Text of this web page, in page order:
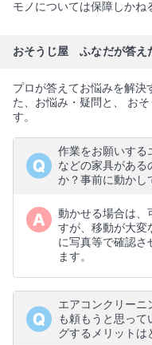
モノについては保障しかね
おそうじ屋 ふなだが答え
プロが答えてお悩みを解決
た、お悩み・疑問と、 お
す。
作業をお願いする
などの家具がある
か？事前に動かし
動かせる場合は、
すが、移動が大変
に写真等で確認さ
ます。
エアコンクリーニ
も頼もうと思って
グするメリットは